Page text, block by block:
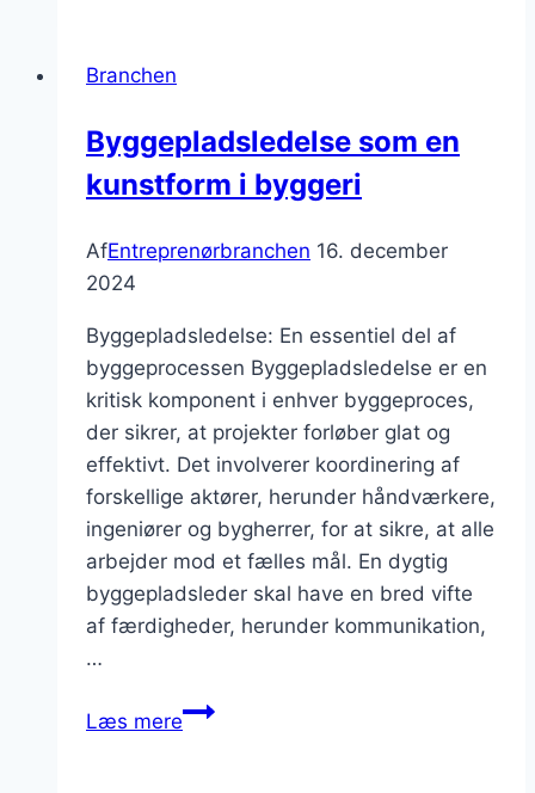
Branchen
Byggepladsledelse som en
kunstform i byggeri
AfEntreprenørbranchen 16. december
2024
Byggepladsledelse: En essentiel del af
byggeprocessen Byggepladsledelse er en
kritisk komponent i enhver byggeproces,
der sikrer, at projekter forløber glat og
effektivt. Det involverer koordinering af
forskellige aktører, herunder håndværkere,
ingeniører og bygherrer, for at sikre, at alle
arbejder mod et fælles mål. En dygtig
byggepladsleder skal have en bred vifte
af færdigheder, herunder kommunikation,
…
Læs mereByggepladsledelse